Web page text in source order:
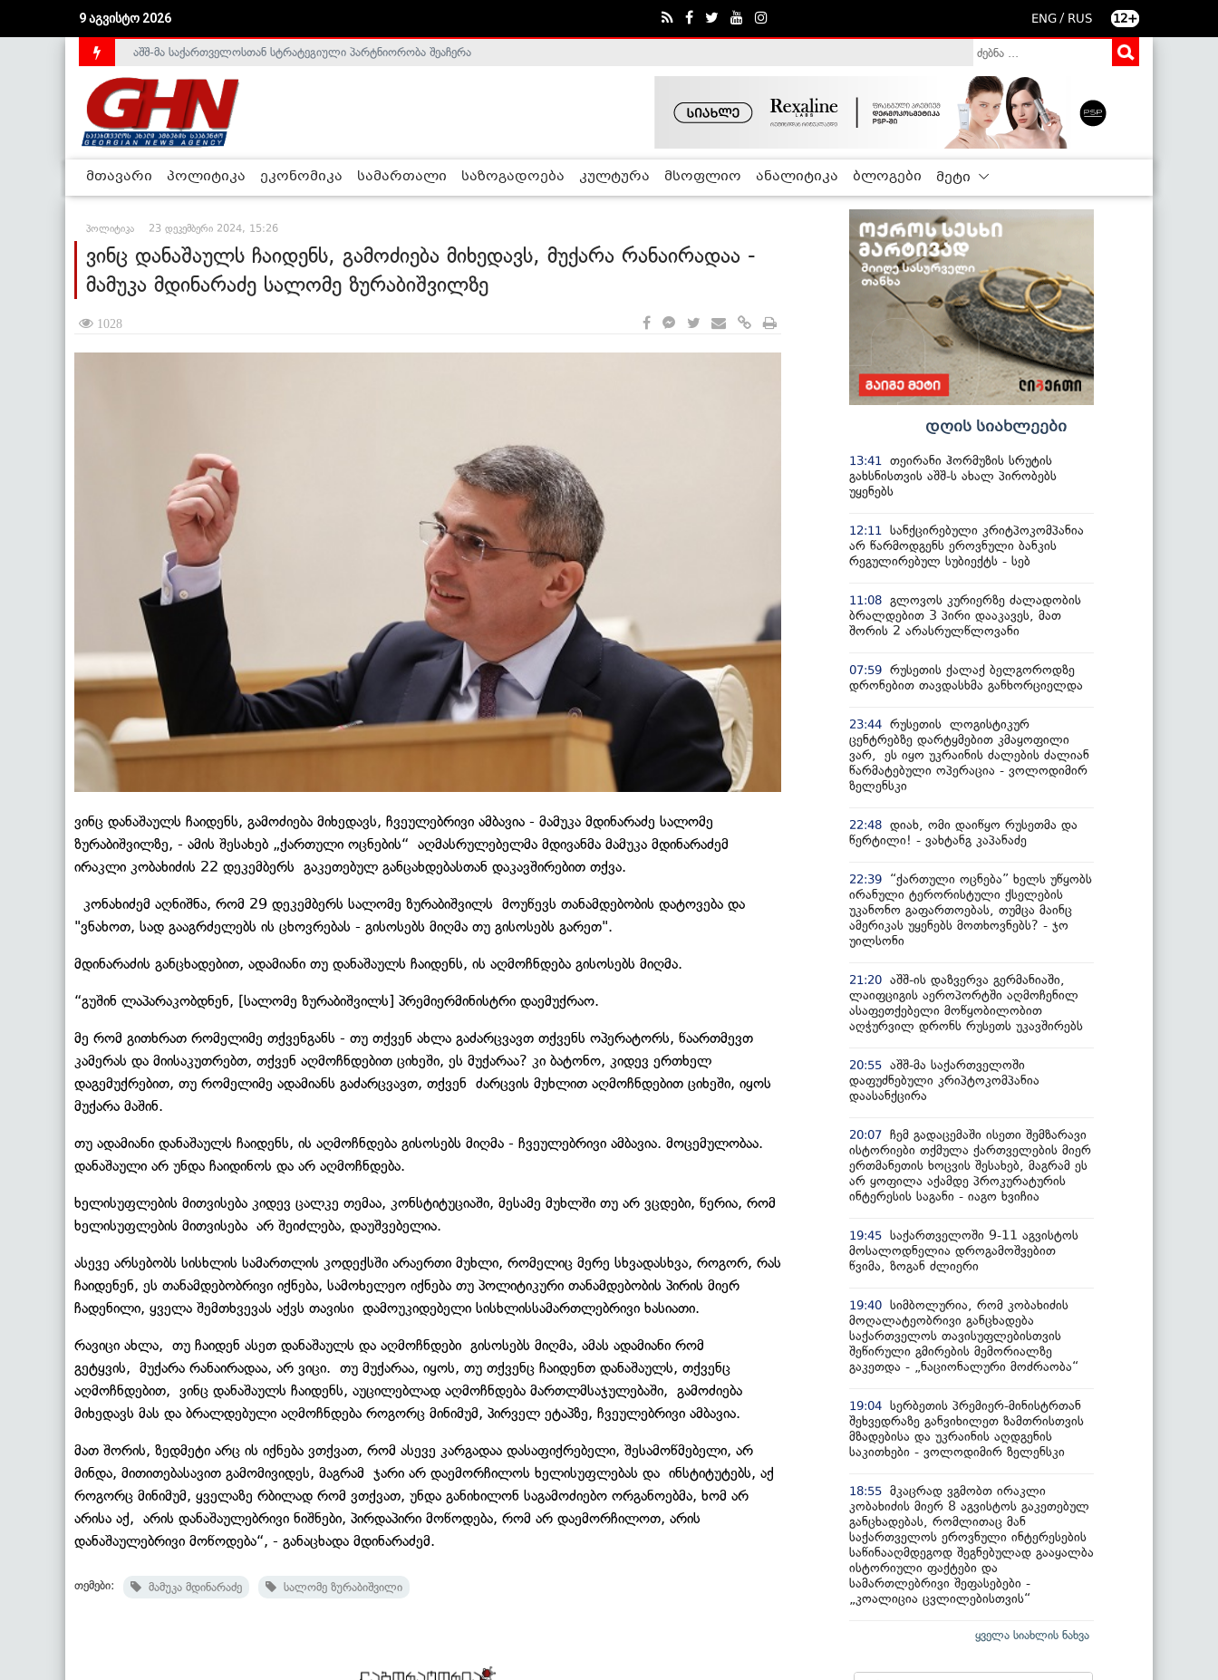
9 აგვისტო 2026 ENG / RUS 12+
საქართველოს დე-ფაქტო მთავრობა არალეგიტიმურია - ჰელსინკის კომისია
მთავარი პოლიტიკა ეკონომიკა სამართალი საზოგადოება კულტურა მსოფლიო ანალიტიკა ბლოგები მეტი
პოლიტიკა 23 დეკემბერი 2024, 15:26
ვინც დანაშაულს ჩაიდენს, გამოძიება მიხედავს, მუქარა რანაირადაა -
მამუკა მდინარაძე სალომე ზურაბიშვილზე
1028
ვინც დანაშაულს ჩაიდენს, გამოძიება მიხედავს, ჩვეულებრივი ამბავია - მამუკა მდინარაძე სალომე
ზურაბიშვილზე, - ამის შესახებ „ქართული ოცნების“ აღმასრულებელმა მდივანმა მამუკა მდინარაძემ
ირაკლი კობახიძის 22 დეკემბერს გაკეთებულ განცახდებასთან დაკავშირებით თქვა.
კონახიძემ აღნიშნა, რომ 29 დეკემბერს სალომე ზურაბიშვილს მოუწევს თანამდებობის დატოვება და
"ვნახოთ, სად გააგრძელებს ის ცხოვრებას - გისოსებს მიღმა თუ გისოსებს გარეთ".
მდინარაძის განცხადებით, ადამიანი თუ დანაშაულს ჩაიდენს, ის აღმოჩნდება გისოსებს მიღმა.
“გუშინ ლაპარაკობდნენ, [სალომე ზურაბიშვილს] პრემიერმინისტრი დაემუქრაო.
მე რომ გითხრათ რომელიმე თქვენგანს - თუ თქვენ ახლა გაძარცვავთ თქვენს ოპერატორს, წაართმევთ
კამერას და მიისაკუთრებთ, თქვენ აღმოჩნდებით ციხეში, ეს მუქარაა? კი ბატონო, კიდევ ერთხელ
დაგემუქრებით, თუ რომელიმე ადამიანს გაძარცვავთ, თქვენ ძარცვის მუხლით აღმოჩნდებით ციხეში, იყოს
მუქარა მაშინ.
თუ ადამიანი დანაშაულს ჩაიდენს, ის აღმოჩნდება გისოსებს მიღმა - ჩვეულებრივი ამბავია. მოცემულობაა.
დანაშაული არ უნდა ჩაიდინოს და არ აღმოჩნდება.
ხელისუფლების მითვისება კიდევ ცალკე თემაა, კონსტიტუციაში, მესამე მუხლში თუ არ ვცდები, წერია, რომ
ხელისუფლების მითვისება არ შეიძლება, დაუშვებელია.
ასევე არსებობს სისხლის სამართლის კოდექსში არაერთი მუხლი, რომელიც მერე სხვადასხვა, როგორ, რას
ჩაიდენენ, ეს თანამდებობრივი იქნება, სამოხელეო იქნება თუ პოლიტიკური თანამდებობის პირის მიერ
ჩადენილი, ყველა შემთხვევას აქვს თავისი დამოუკიდებელი სისხლისსამართლებრივი ხასიათი.
რავიცი ახლა, თუ ჩაიდენ ასეთ დანაშაულს და აღმოჩნდები გისოსებს მიღმა, ამას ადამიანი რომ
გეტყვის, მუქარა რანაირადაა, არ ვიცი. თუ მუქარაა, იყოს, თუ თქვენც ჩაიდენთ დანაშაულს, თქვენც
აღმოჩნდებით, ვინც დანაშაულს ჩაიდენს, აუცილებლად აღმოჩნდება მართლმსაჯულებაში, გამოძიება
მიხედავს მას და ბრალდებული აღმოჩნდება როგორც მინიმუმ, პირველ ეტაპზე, ჩვეულებრივი ამბავია.
მათ შორის, ზედმეტი არც ის იქნება ვთქვათ, რომ ასევე კარგადაა დასაფიქრებელი, შესამოწმებელი, არ
მინდა, მითითებასავით გამომივიდეს, მაგრამ ჯარი არ დაემორჩილოს ხელისუფლებას და ინსტიტუტებს, აქ
როგორც მინიმუმ, ყველაზე რბილად რომ ვთქვათ, უნდა განიხილონ საგამოძიებო ორგანოებმა, ხომ არ
არისა აქ, არის დანაშაულებრივი ნიშნები, პირდაპირი მოწოდება, რომ არ დაემორჩილოთ, არის
დანაშაულებრივი მოწოდება“, - განაცხადა მდინარაძემ.
თემები: მამუკა მდინარაძე სალომე ზურაბიშვილი
დღის სიახლეები
13:41
თეირანი ჰორმუზის სრუტის
გახსნისთვის აშშ-ს ახალ პირობებს
უყენებს
12:11
სანქცირებული კრიტპოკომპანია
არ წარმოდგენს ეროვნული ბანკის
რეგულირებულ სუბიექტს - სებ
11:08 გლოვოს კურიერზე ძალადობის
ბრალდებით 3 პირი დააკავეს, მათ
შორის 2 არასრულწლოვანი
07:59 რუსეთის ქალაქ ბელგოროდზე
დრონებით თავდასხმა განხორციელდა
23:44 რუსეთის ლოგისტიკურ
ცენტრებზე დარტყმებით კმაყოფილი
ვარ, ეს იყო უკრაინის ძალების ძალიან
წარმატებული ოპერაცია - ვოლოდიმირ
ზელენსკი
22:48 დიახ, ომი დაიწყო რუსეთმა და
წერტილი! - ვახტანგ კაპანაძე
22:39
“ქართული ოცნება” ხელს უწყობს
ირანული ტერორისტული ქსელების
უკანონო გაფართოებას, თუმცა მაინც
ამერიკას უყენებს მოთხოვნებს? - ჯო
უილსონი
21:20 აშშ-ის დაზვერვა გერმანიაში,
ლაიფციგის აეროპორტში აღმოჩენილ
ასაფეთქებელი მოწყობილობით
აღჭურვილ დრონს რუსეთს უკავშირებს
20:55 აშშ-მა საქართველოში
დაფუძნებული კრიპტოკომპანია
დაასანქცირა
20:07 ჩემ გადაცემაში ისეთი შემზარავი
ისტორიები თქმულა ქართველების მიერ
ერთმანეთის ხოცვის შესახებ, მაგრამ ეს
არ ყოფილა აქამდე პროკურატურის
ინტერესის საგანი - იაგო ხვიჩია
19:45 საქართველოში 9-11 აგვისტოს
მოსალოდნელია დროგამოშვებით
წვიმა, ზოგან ძლიერი
19:40 სიმბოლურია, რომ კობახიძის
მოღალატეობრივი განცხადება
საქართველოს თავისუფლებისთვის
შეწირული გმირების მემორიალზე
გაკეთდა - „ნაციონალური მოძრაობა“
19:04 სერბეთის პრემიერ-მინისტრთან
შეხვედრაზე განვიხილეთ ზამთრისთვის
მზადებისა და უკრაინის აღდგენის
საკითხები - ვოლოდიმირ ზელენსკი
18:55 მკაცრად ვგმობთ ირაკლი
კობახიძის მიერ 8 აგვისტოს გაკეთებულ
განცხადებას, რომლითაც მან
საქართველოს ეროვნული ინტერესების
საწინააღმდეგოდ შეგნებულად გააყალბა
ისტორიული ფაქტები და
სამართლებრივი შეფასებები -
„კოალიცია ცვლილებისთვის“
ყველა სიახლის ნახვა